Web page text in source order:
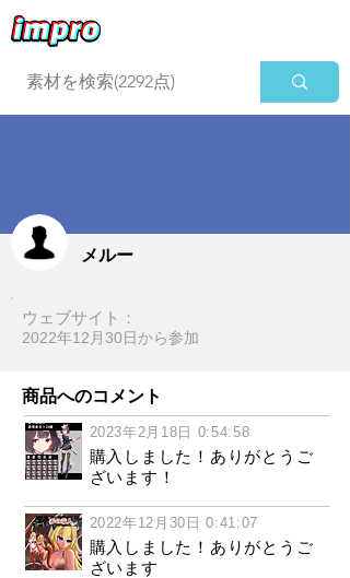
メルー
ウェブサイト：
2022年12月30日​から参加
商品へのコメント
2023年2月18日 0:54:58
購入しました！ありがとうご
ざいます！
2022年12月30日 0:41:07
購入しました！ありがとうご
ざいます